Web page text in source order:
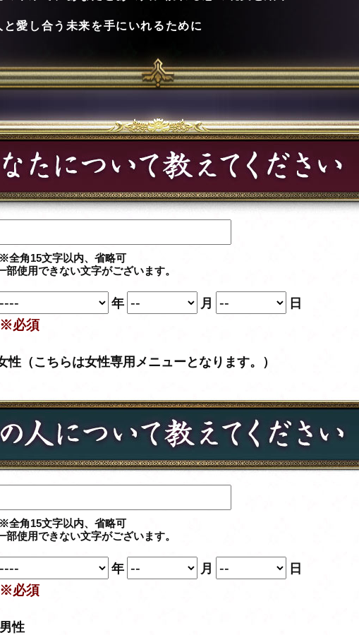
と愛し合う未来を手にいれるために
全角15文字以内、省略可
部使用できない文字がございます。
年 月
日
※必須
性（こちらは女性専用メニューとなります。）
全角15文字以内、省略可
部使用できない文字がございます。
年 月
日
※必須
性